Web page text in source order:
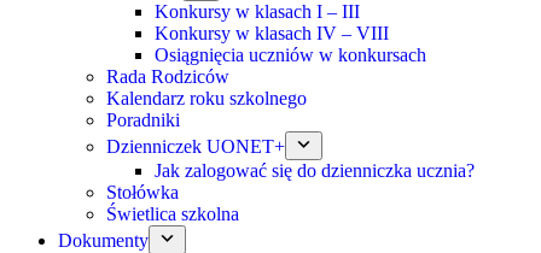
Konkursy w klasach I – III
Konkursy w klasach IV – VIII
Osiągnięcia uczniów w konkursach
Rada Rodziców
Kalendarz roku szkolnego
Poradniki
Dzienniczek UONET+
Jak zalogować się do dzienniczka ucznia?
Stołówka
Świetlica szkolna
Dokumenty